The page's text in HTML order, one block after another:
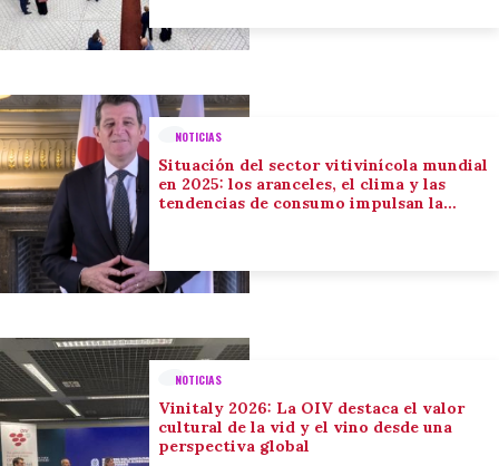
NOTICIAS
Situación del sector vitivinícola mundial
en 2025: los aranceles, el clima y las
tendencias de consumo impulsan la
NOTICIAS
Vinitaly 2026: La OIV destaca el valor
cultural de la vid y el vino desde una
perspectiva global